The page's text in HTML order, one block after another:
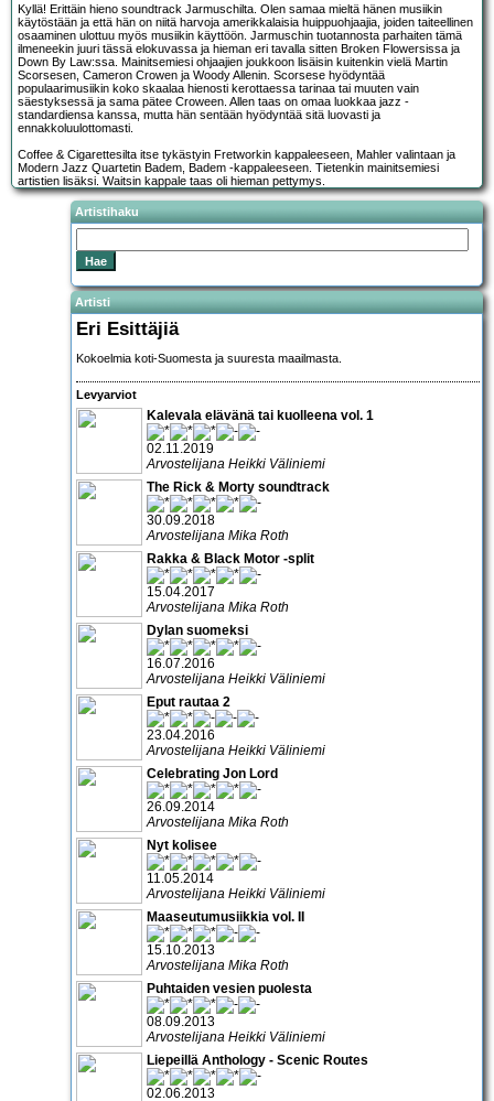
Kyllä! Erittäin hieno soundtrack Jarmuschilta. Olen samaa mieltä hänen musiikin
käytöstään ja että hän on niitä harvoja amerikkalaisia huippuohjaajia, joiden taiteellinen
osaaminen ulottuu myös musiikin käyttöön. Jarmuschin tuotannosta parhaiten tämä
ilmeneekin juuri tässä elokuvassa ja hieman eri tavalla sitten Broken Flowersissa ja
Down By Law:ssa. Mainitsemiesi ohjaajien joukkoon lisäisin kuitenkin vielä Martin
Scorsesen, Cameron Crowen ja Woody Allenin. Scorsese hyödyntää
populaarimusiikin koko skaalaa hienosti kerottaessa tarinaa tai muuten vain
säestyksessä ja sama pätee Croween. Allen taas on omaa luokkaa jazz -
standardiensa kanssa, mutta hän sentään hyödyntää sitä luovasti ja
ennakkoluulottomasti.
Coffee & Cigarettesilta itse tykästyin Fretworkin kappaleeseen, Mahler valintaan ja
Modern Jazz Quartetin Badem, Badem -kappaleeseen. Tietenkin mainitsemiesi
artistien lisäksi. Waitsin kappale taas oli hieman pettymys.
Artistihaku
Artisti
Eri Esittäjiä
Kokoelmia koti-Suomesta ja suuresta maailmasta.
Levyarviot
Kalevala elävänä tai kuolleena vol. 1
02.11.2019
Arvostelijana Heikki Väliniemi
The Rick & Morty soundtrack
30.09.2018
Arvostelijana Mika Roth
Rakka & Black Motor -split
15.04.2017
Arvostelijana Mika Roth
Dylan suomeksi
16.07.2016
Arvostelijana Heikki Väliniemi
Eput rautaa 2
23.04.2016
Arvostelijana Heikki Väliniemi
Celebrating Jon Lord
26.09.2014
Arvostelijana Mika Roth
Nyt kolisee
11.05.2014
Arvostelijana Heikki Väliniemi
Maaseutumusiikkia vol. II
15.10.2013
Arvostelijana Mika Roth
Puhtaiden vesien puolesta
08.09.2013
Arvostelijana Heikki Väliniemi
Liepeillä Anthology - Scenic Routes
02.06.2013